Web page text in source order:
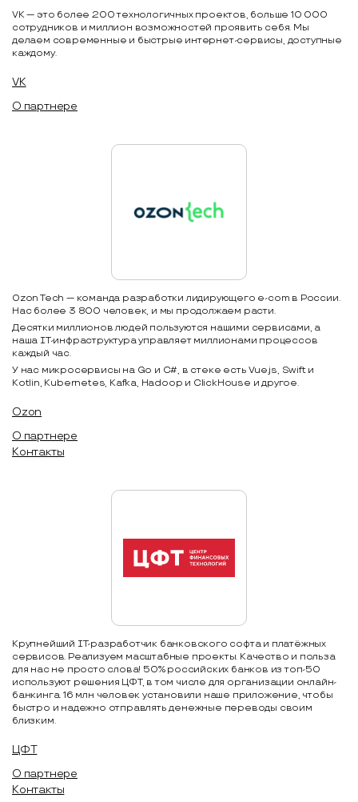
VK — это более 200 технологичных проектов, больше 10 000
сотрудников и миллион возможностей проявить себя. Мы
делаем современные и быстрые интернет-сервисы, доступные
каждому.
VK
О партнере
Ozon Tech — команда разработки лидирующего e-com в России.
Нас более 3 800 человек, и мы продолжаем расти.
Десятки миллионов людей пользуются нашими сервисами, а
наша IT-инфраструктура управляет миллионами процессов
каждый час.
У нас микросервисы на Go и C#, в стеке есть Vue.js, Swift и
Kotlin, Kubernetes, Kafka, Hadoop и ClickHouse и другое.
Ozon
О партнере
Контакты
Крупнейший IT-разработчик банковского софта и платёжных
сервисов. Реализуем масштабные проекты. Качество и польза
для нас не просто слова! 50% российских банков из топ-50
используют решения ЦФТ, в том числе для организации онлайн-
банкинга. 16 млн человек установили наше приложение, чтобы
быстро и надежно отправлять денежные переводы своим
близким.
ЦФТ
О партнере
Контакты